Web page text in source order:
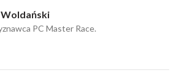
PC Master Race.